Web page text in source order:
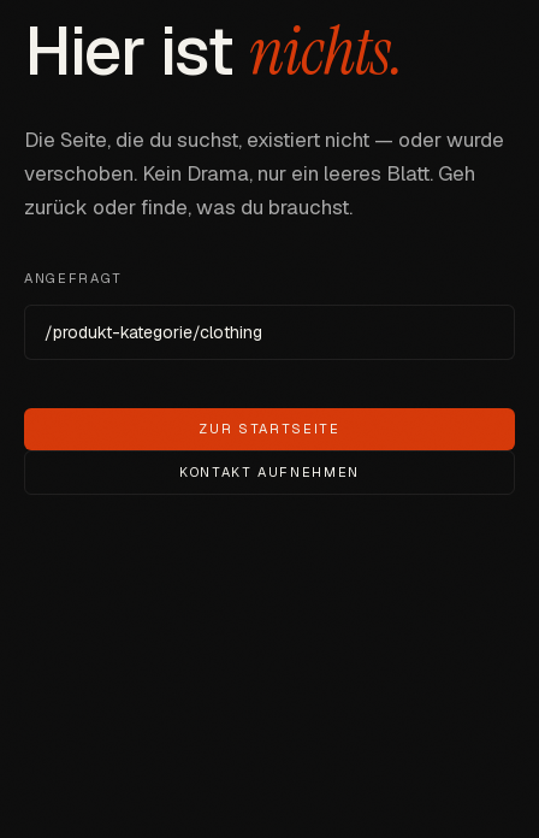
Hier ist nichts.
Die Seite, die du suchst, existiert nicht — oder wurde
verschoben. Kein Drama, nur ein leeres Blatt. Geh
zurück oder finde, was du brauchst.
ANGEFRAGT
/produkt-kategorie/clothing
ZUR STARTSEITE
KONTAKT AUFNEHMEN